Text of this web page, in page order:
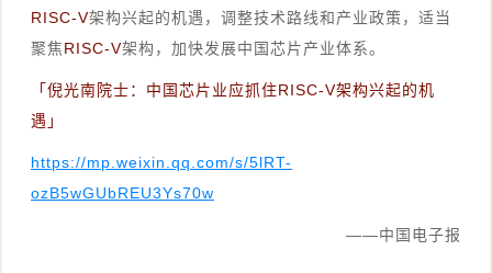
RISC-V架构兴起的机遇，调整技术路线和产业政策，适当
聚焦RISC-V架构，加快发展中国芯片产业体系。
「倪光南院士：中国芯片业应抓住RISC-V架构兴起的机
遇」
https://mp.weixin.qq.com/s/5lRT-
ozB5wGUbREU3Ys70w
——中国电子报